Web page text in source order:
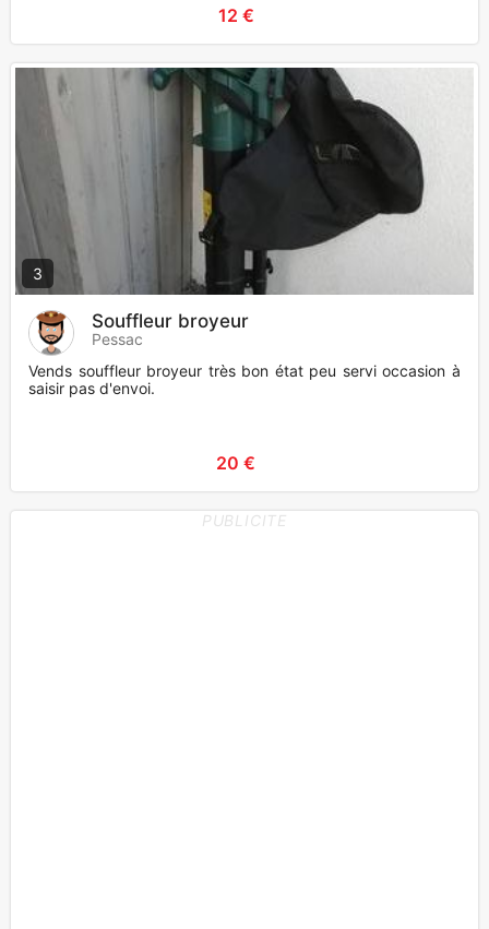
12 €
3
Souffleur broyeur
Pessac
Vends souffleur broyeur très bon état peu servi occasion à
saisir pas d'envoi.
20 €
PUBLICITE